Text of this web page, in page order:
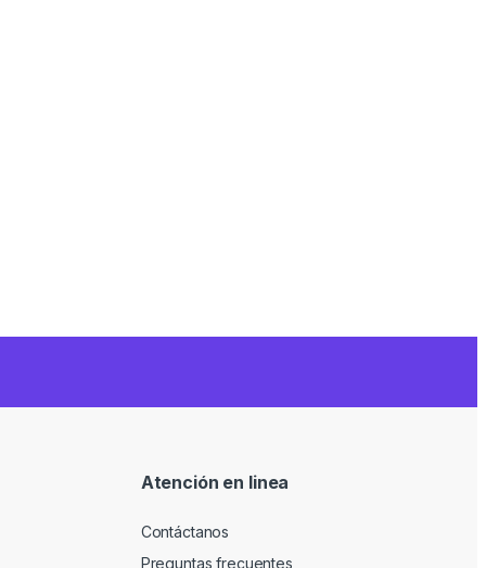
Atención en linea
Contáctanos
Preguntas frecuentes